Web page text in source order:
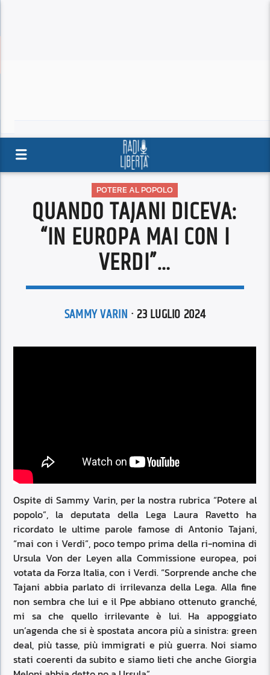
POTERE AL POPOLO
QUANDO TAJANI DICEVA:
“IN EUROPA MAI CON I
VERDI”…
SAMMY VARIN · 23 LUGLIO 2024
Ospite di Sammy Varin, per la nostra rubrica “Potere al
popolo”, la deputata della Lega Laura Ravetto ha
ricordato le ultime parole famose di Antonio Tajani,
“mai con i Verdi”, poco tempo prima della ri-nomina di
Ursula Von der Leyen alla Commissione europea, poi
votata da Forza Italia, con i Verdi. “Sorprende anche che
Tajani abbia parlato di irrilevanza della Lega. Alla fine
non sembra che lui e il Ppe abbiano ottenuto granché,
mi sa che quello irrilevante è lui. Ha appoggiato
un’agenda che si è spostata ancora più a sinistra: green
deal, più tasse, più immigrati e più guerra. Noi siamo
stati coerenti da subito e siamo lieti che anche Giorgia